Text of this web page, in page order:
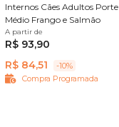
Internos Cães Adultos Porte
Médio Frango e Salmão
2,5 kg
A partir de
R$ 93,90
R$ 84,51
-10%
Compra Programada